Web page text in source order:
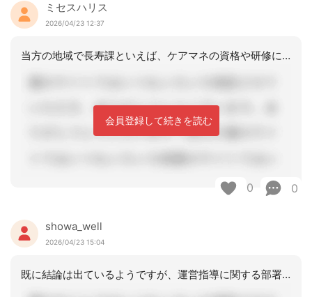
ミセスハリス
2026/04/23 12:37
当方の地域で長寿課といえば、ケアマネの資格や研修に関する業務を行っているため、実
会員登録して続きを読む
0 0
showa_well
2026/04/23 15:04
既に結論は出ているようですが、運営指導に関する部署に確認してから対応なさるのが確